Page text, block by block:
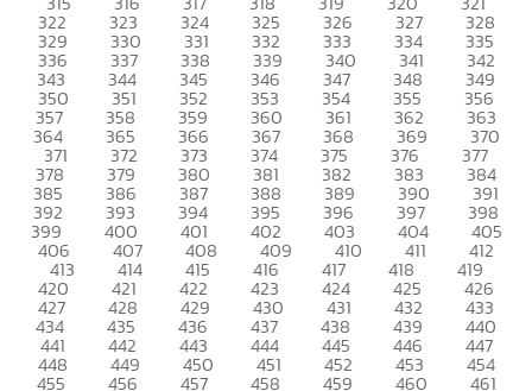
322 323 324 325 326 327 328
329 330 331 332 333 334 335
336 337 338 339 340 341 342
343 344 345 346 347 348 349
350 351 352 353 354 355 356
357 358 359 360 361 362 363
364 365 366 367 368 369 370
371 372 373 374 375 376 377
378 379 380 381 382 383 384
385 386 387 388 389 390 391
392 393 394 395 396 397 398
399 400 401 402 403 404 405
406 407 408 409 410 411 412
413 414 415 416 417 418 419
420 421 422 423 424 425 426
427 428 429 430 431 432 433
434 435 436 437 438 439 440
441 442 443 444 445 446 447
448 449 450 451 452 453 454
455 456 457 458 459 460 461